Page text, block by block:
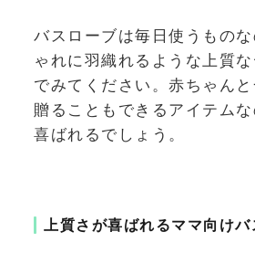
バスローブは毎日使うもの
ゃれに羽織れるような上質
でみてください。赤ちゃん
贈ることもできるアイテムな
喜ばれるでしょう。
上質さが喜ばれるママ向けバ